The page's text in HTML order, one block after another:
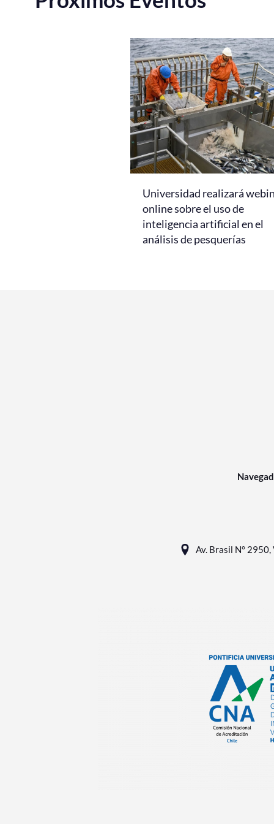
Universidad realizará
online sobre el uso de
inteligencia artificial en el
análisis de pesquerías
Av. Brasil N° 2950,